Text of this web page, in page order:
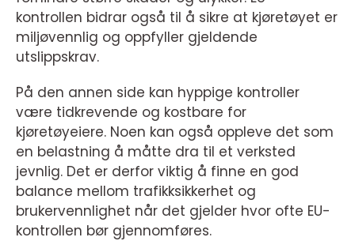
kontrollen bidrar også til å sikre at kjøretøyet er
miljøvennlig og oppfyller gjeldende
utslippskrav.
På den annen side kan hyppige kontroller
være tidkrevende og kostbare for
kjøretøyeiere. Noen kan også oppleve det som
en belastning å måtte dra til et verksted
jevnlig. Det er derfor viktig å finne en god
balance mellom trafikksikkerhet og
brukervennlighet når det gjelder hvor ofte EU-
kontrollen bør gjennomføres.